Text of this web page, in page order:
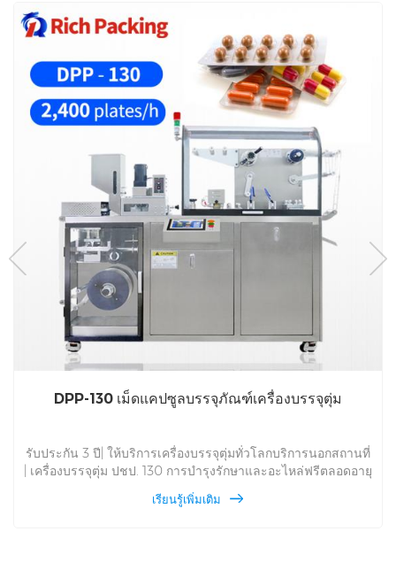
DPP-130 เม็ดแคปซูลบรรจุภัณฑ์เครื่องบรรจุตุ่ม
รับประกัน 3 ปี| ให้บริการเครื่องบรรจุตุ่มทั่วโลกบริการนอกสถานที่
| เครื่องบรรจุตุ่ม ปชป. 130 การบำรุงรักษาและอะไหล่ฟรีตลอดอายุ
การใช้งาน DPP 130 บริการเครื่องบรรจุภัณฑ์พุพองทั่วโลก
สำหรับ Alu Alu และ Alu PVC และ Multi-Purpose ยาบรรจุ
เรียนรู้เพิ่มเติม